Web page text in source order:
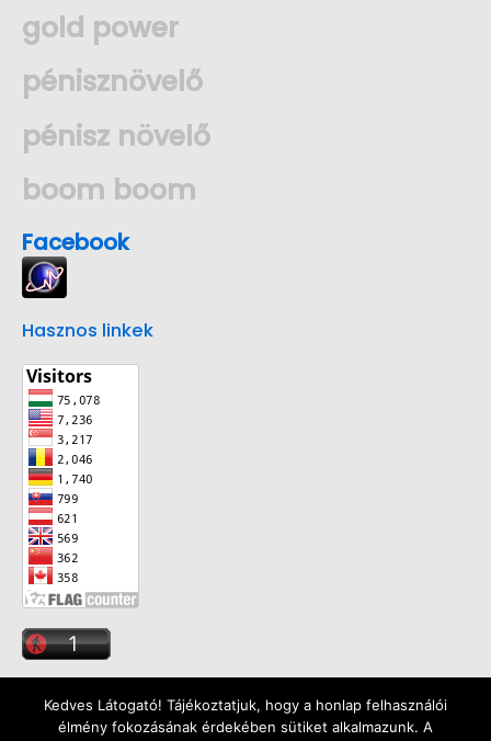
gold power
pénisznövelő
pénisz növelő
boom boom
Facebook
Hasznos linkek
Kedves Látogató! Tájékoztatjuk, hogy a honlap felhasználói
élmény fokozásának érdekében sütiket alkalmazunk. A